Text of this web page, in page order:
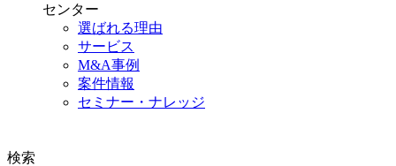
センター
選ばれる理由
サービス
M&A事例
案件情報
セミナー・ナレッジ
検索